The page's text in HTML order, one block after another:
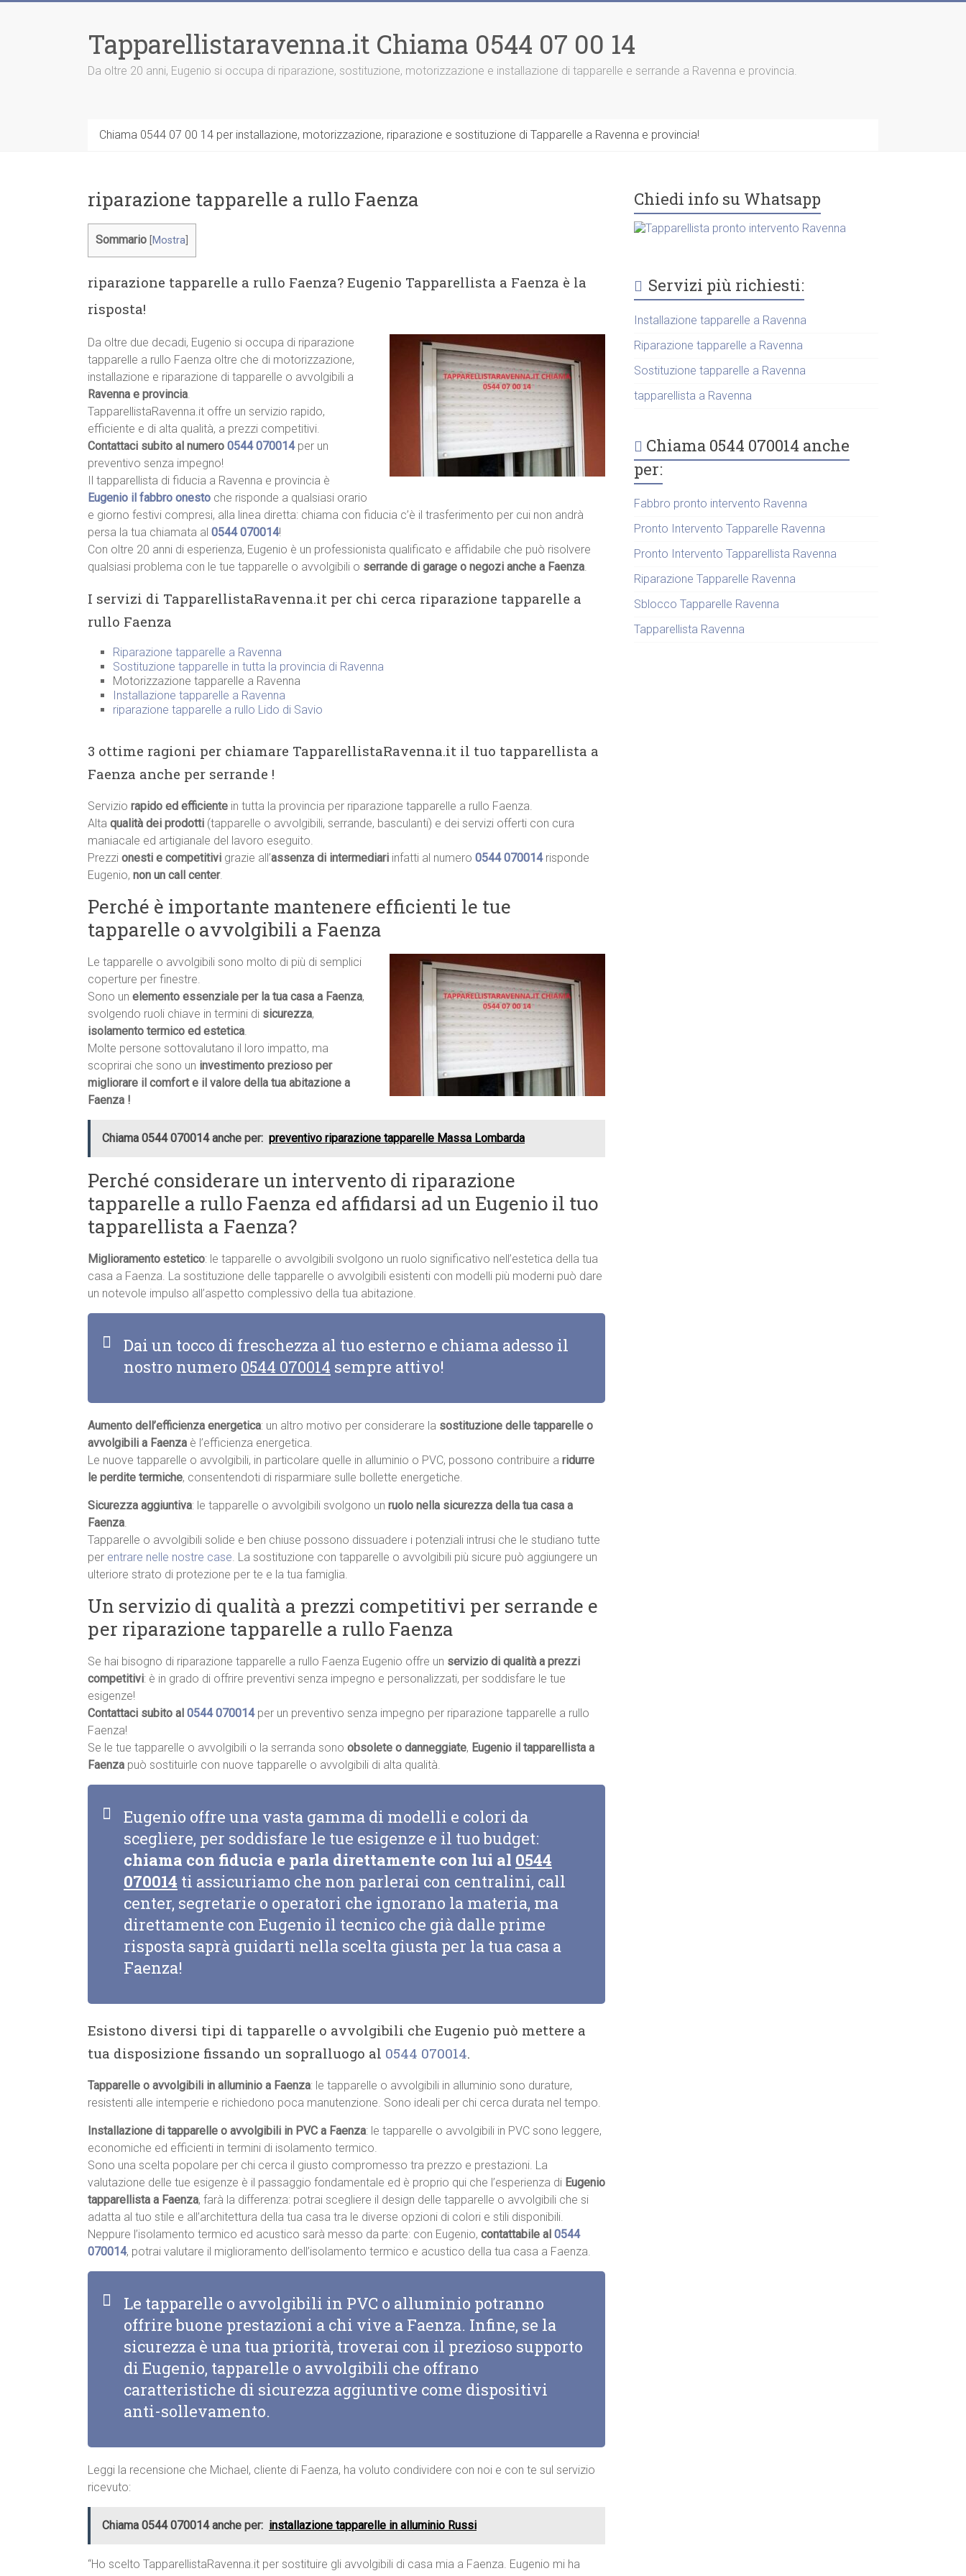
Tapparellistaravenna.it Chiama 0544 07 00 14
Da oltre 20 anni, Eugenio si occupa di riparazione, sostituzione, motorizzazione e installazione di tapparelle e serrande a Ravenna e provincia.
Chiama 0544 07 00 14 per installazione, motorizzazione, riparazione e sostituzione di Tapparelle a Ravenna e provincia!
riparazione tapparelle a rullo Faenza
Sommario Mostra
riparazione tapparelle a rullo Faenza? Eugenio Tapparellista a Faenza è la
risposta!
Da oltre due decadi, Eugenio si occupa di riparazione
tapparelle a rullo Faenza oltre che di motorizzazione,
installazione e riparazione di tapparelle o avvolgibili a
Ravenna e provincia.
TapparellistaRavenna.it offre un servizio rapido,
efficiente e di alta qualità, a prezzi competitivi.
Contattaci subito al numero 0544 070014per un
preventivo senza impegno!
Il tapparellista di fiducia a Ravenna e provincia è
Eugenio il fabbro onesto che risponde a qualsiasi orario
e giorno festivi compresi, alla linea diretta: chiama con fiducia c’è il trasferimento per cui non andrà
persa la tua chiamata al 0544 070014!
Con oltre 20 anni di esperienza, Eugenio è un professionista qualificato e affidabile che può risolvere
qualsiasi problema con le tue tapparelle o avvolgibili o serrande di garage o negozi anche a Faenza.
I servizi di TapparellistaRavenna.it per chi cerca riparazione tapparelle a
rullo Faenza
Riparazione tapparelle a Ravenna
Sostituzione tapparelle in tutta la provincia di Ravenna
Motorizzazione tapparelle a Ravenna
Installazione tapparelle a Ravenna
riparazione tapparelle a rullo Lido di Savio
3 ottime ragioni per chiamare TapparellistaRavenna.it il tuo tapparellista a
Faenza anche per serrande !
Servizio rapido ed efficiente in tutta la provincia per riparazione tapparelle a rullo Faenza.
Alta qualità dei prodotti (tapparelle o avvolgibili, serrande, basculanti) e dei servizi offerti con cura
maniacale ed artigianale del lavoro eseguito.
Prezzi onesti e competitivi grazie all’assenza di intermediari infatti al numero 0544 070014 risponde
Eugenio, non un call center.
Perché è importante mantenere efficienti le tue
tapparelle o avvolgibili a Faenza
Le tapparelle o avvolgibili sono molto di più di semplici
coperture per finestre.
Sono un elemento essenziale per la tua casa a Faenza,
svolgendo ruoli chiave in termini di sicurezza,
isolamento termico ed estetica.
Molte persone sottovalutano il loro impatto, ma
scoprirai che sono un investimento prezioso per
migliorare il comfort e il valore della tua abitazione a
Faenza !
Chiama 0544 070014 anche per: preventivo riparazione tapparelle Massa Lombarda
Perché considerare un intervento di riparazione
tapparelle a rullo Faenza ed affidarsi ad un Eugenio il tuo
tapparellista a Faenza?
Miglioramento estetico: le tapparelle o avvolgibili svolgono un ruolo significativo nell’estetica della tua
casa a Faenza. La sostituzione delle tapparelle o avvolgibili esistenti con modelli più moderni può dare
un notevole impulso all’aspetto complessivo della tua abitazione.
Dai un tocco di freschezza al tuo esterno e chiama adesso il
nostro numero 0544 070014 sempre attivo!
Aumento dell’efficienza energetica: un altro motivo per considerare la sostituzione delle tapparelle o
avvolgibili a Faenza è l’efficienza energetica.
Le nuove tapparelle o avvolgibili, in particolare quelle in alluminio o PVC, possono contribuire a ridurre
le perdite termiche, consentendoti di risparmiare sulle bollette energetiche.
Sicurezza aggiuntiva: le tapparelle o avvolgibili svolgono un ruolo nella sicurezza della tua casa a
Faenza.
Tapparelle o avvolgibili solide e ben chiuse possono dissuadere i potenziali intrusi che le studiano tutte
per entrare nelle nostre case. La sostituzione con tapparelle o avvolgibili più sicure può aggiungere un
ulteriore strato di protezione per te e la tua famiglia.
Un servizio di qualità a prezzi competitivi per serrande e
per riparazione tapparelle a rullo Faenza
Se hai bisogno di riparazione tapparelle a rullo Faenza Eugenio offre un servizio di qualità a prezzi
competitivi: è in grado di offrire preventivi senza impegno e personalizzati, per soddisfare le tue
esigenze!
Contattaci subito al 0544 070014 per un preventivo senza impegno per riparazione tapparelle a rullo
Faenza!
Se le tue tapparelle o avvolgibili o la serranda sono obsolete o danneggiate, Eugenio il tapparellista a
Faenza può sostituirle con nuove tapparelle o avvolgibili di alta qualità.
Eugenio offre una vasta gamma di modelli e colori da
scegliere, per soddisfare le tue esigenze e il tuo budget:
chiama con fiducia e parla direttamente con lui al 0544
070014 ti assicuriamo che non parlerai con centralini, call
center, segretarie o operatori che ignorano la materia, ma
direttamente con Eugenio il tecnico che già dalle prime
risposta saprà guidarti nella scelta giusta per la tua casa a
Faenza!
Esistono diversi tipi di tapparelle o avvolgibili che Eugenio può mettere a
tua disposizione fissando un sopralluogo al 0544 070014.
Tapparelle o avvolgibili in alluminio a Faenza: le tapparelle o avvolgibili in alluminio sono durature,
resistenti alle intemperie e richiedono poca manutenzione. Sono ideali per chi cerca durata nel tempo.
Installazione di tapparelle o avvolgibili in PVC a Faenza: le tapparelle o avvolgibili in PVC sono leggere,
economiche ed efficienti in termini di isolamento termico.
Sono una scelta popolare per chi cerca il giusto compromesso tra prezzo e prestazioni. La
valutazione delle tue esigenze è il passaggio fondamentale ed è proprio qui che l’esperienza di Eugenio
tapparellista a Faenza, farà la differenza: potrai scegliere il design delle tapparelle o avvolgibili che si
adatta al tuo stile e all’architettura della tua casa tra le diverse opzioni di colori e stili disponibili.
Neppure l’isolamento termico ed acustico sarà messo da parte: con Eugenio, contattabile al 0544
070014, potrai valutare il miglioramento dell’isolamento termico e acustico della tua casa a Faenza.
Le tapparelle o avvolgibili in PVC o alluminio potranno
offrire buone prestazioni a chi vive a Faenza. Infine, se la
sicurezza è una tua priorità, troverai con il prezioso supporto
di Eugenio, tapparelle o avvolgibili che offrano
caratteristiche di sicurezza aggiuntive come dispositivi
anti-sollevamento.
Leggi la recensione che Michael, cliente di Faenza, ha voluto condividere con noi e con te sul servizio
ricevuto:
Chiama 0544 070014 anche per: installazione tapparelle in alluminio Russi
“Ho scelto TapparellistaRavenna.it per sostituire gli avvolgibili di casa mia a Faenza. Eugenio mi ha
Chiedi info su Whatsapp
Servizi più richiesti:
Installazione tapparelle a Ravenna
Riparazione tapparelle a Ravenna
Sostituzione tapparelle a Ravenna
tapparellista a Ravenna
Chiama 0544 070014 anche
per:
Fabbro pronto intervento Ravenna
Pronto Intervento Tapparelle Ravenna
Pronto Intervento Tapparellista Ravenna
Riparazione Tapparelle Ravenna
Sblocco Tapparelle Ravenna
Tapparellista Ravenna